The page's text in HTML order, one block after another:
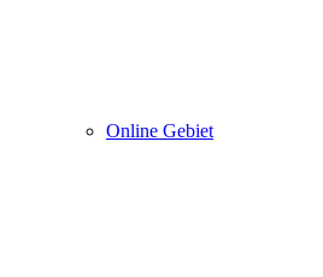
Online Gebiet